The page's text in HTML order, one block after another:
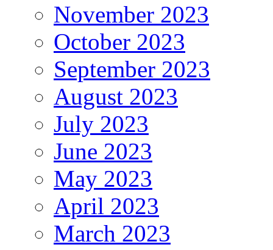
November 2023
October 2023
September 2023
August 2023
July 2023
June 2023
May 2023
April 2023
March 2023